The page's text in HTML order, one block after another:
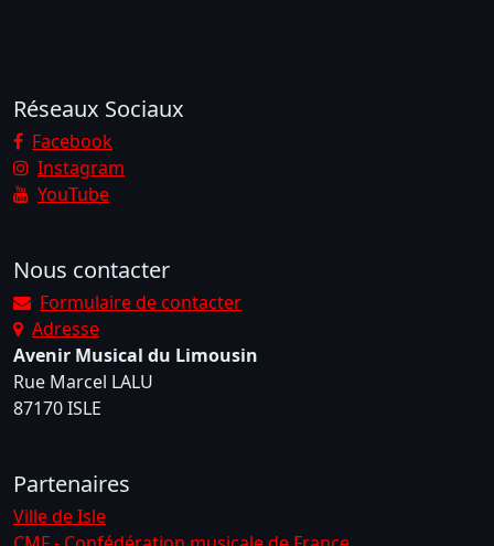
Réseaux Sociaux
Facebook
Instagram
YouTube
Nous contacter
Formulaire de contacter
Adresse
Avenir Musical du Limousin
Rue Marcel LALU
87170 ISLE
Partenaires
Ville de Isle